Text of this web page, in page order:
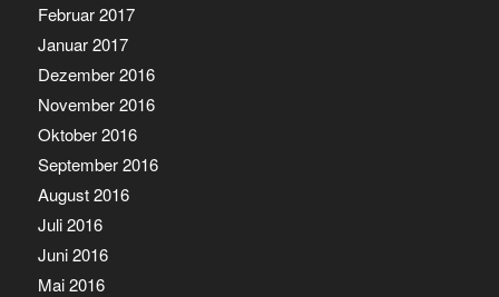
Februar 2017
Januar 2017
Dezember 2016
November 2016
Oktober 2016
September 2016
August 2016
Juli 2016
Juni 2016
Mai 2016